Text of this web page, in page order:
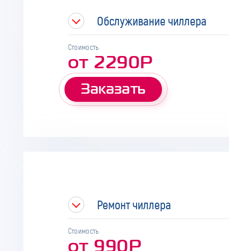
Обслуживание чиллера
Стоимость
от 2290Р
Заказать
Ремонт чиллера
Стоимость
от 990Р